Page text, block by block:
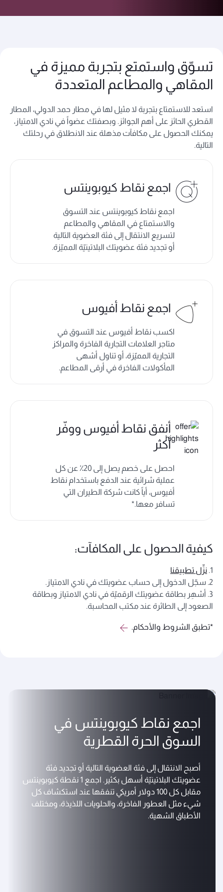
تسوّق واستمتع بتجربة مميزة في
المقاهي والمطاعم المتعددة
استعد للاستمتاع بتجربة لا مثيل لها في مطار حمد الدولي، المطار
القطري الحائز على أهم الجوائز. وبصفتك عضواً في نادي الامتياز،
يمكنك الحصول على مكافآت مذهلة عند الانطلاق في رحلتك
التالية.
اجمع نقاط كيوبوينتس
اجمع نقاط كيوبوينتس عند التسوق
والاستمتاع في المقاهي والمطاعم
لتسريع الانتقال إلى فئة العضوية التالية
أو تجديد فئة عضويتك البلاتينيّة المميّزة.
اجمع نقاط أفيوس
اكسب نقاط أفيوس عند التسوق في
متاجر العلامات التجارية الفاخرة والمراكز
التجارية المميّزة، أو تناول أشهى
المأكولات الفاخرة في أرقى المطاعم.
أنفق نقاط أفيوس ووفّر
أكثر
احصل على خصم يصل إلى 20٪
عن كل
عملية شرائية عند الدفع باستخدام نقاط
أفيوس، أياً كانت شركة الطيران التي
تسافر معها.*
كيفية الحصول على المكافآت:
1. نزِّل تطبيقنا
2. سجّل الدخول إلى حساب عضويتك في نادي الامتياز.
3. أشهِر بطاقة عضويتك الرقميّة في نادي الامتياز وبطاقة
الصعود إلى الطائرة عند مكتب المحاسبة.
*تطبق الشروط والأحكام.
اجمع نقاط كيوبوينتس في
السوق الحرة القطرية
أصبح الانتقال إلى فئة العضوية التالية أو تجديد فئة
عضويتك البلاتينيّة أسهل بكثير. اجمع 1 نقطة كيوبوينتس
مقابل كل 100 دولار أمريكي تنفقها عند استكشاف كل
شيء مثل العطور الفاخرة، والحلويات اللذيذة، ومختلف
الأطباق الشهية.